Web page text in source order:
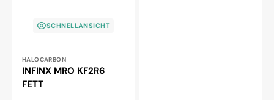
SCHNELLANSICHT
Anbieter:
HALOCARBON
INFINX MRO KF2R6
FETT